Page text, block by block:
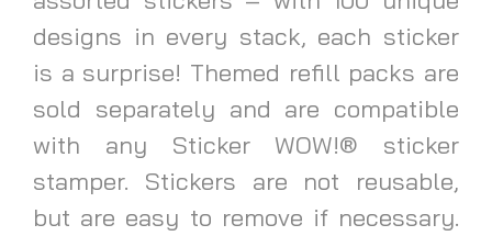
designs in every stack, each sticker
is a surprise! Themed refill packs are
sold separately and are compatible
with any Sticker WOW!® sticker
stamper. Stickers are not reusable,
but are easy to remove if necessary.